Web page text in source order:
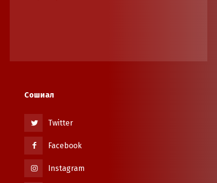
Сошиал
Twitter
Facebook
Instagram